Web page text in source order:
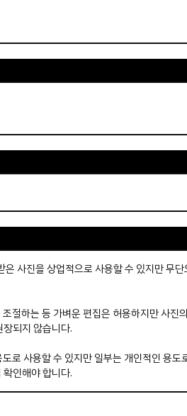
사진을 상업적으로 사용할 수 있지만 무단
절하는 등 가벼운 편집은 허용하지만 사진
되지 않습니다.
로 사용할 수 있지만 일부는 개인적인 용도
인해야 합니다.